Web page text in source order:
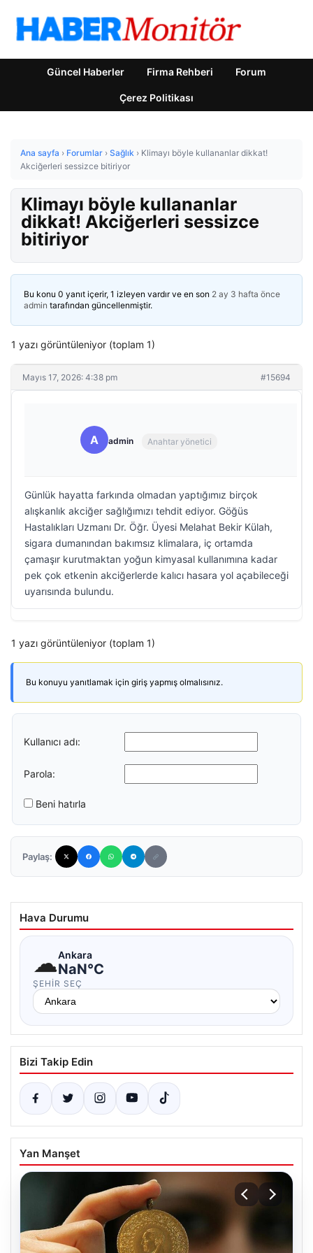
Güncel Haberler Firma Rehberi Forum
Çerez Politikası
Ana sayfa › Forumlar › Sağlık › Klimayı böyle kullananlar dikkat!
Akciğerleri sessizce bitiriyor
Klimayı böyle kullananlar
dikkat! Akciğerleri sessizce
bitiriyor
Bu konu 0 yanıt içerir, 1 izleyen vardır ve en son 2 ay 3 hafta önce
admin tarafından güncellenmiştir.
1 yazı görüntüleniyor (toplam 1)
Mayıs 17, 2026: 4:38 pm #15694
A admin Anahtar yönetici
Günlük hayatta farkında olmadan yaptığımız birçok
alışkanlık akciğer sağlığımızı tehdit ediyor. Göğüs
Hastalıkları Uzmanı Dr. Öğr. Üyesi Melahat Bekir Külah,
sigara dumanından bakımsız klimalara, iç ortamda
çamaşır kurutmaktan yoğun kimyasal kullanımına kadar
pek çok etkenin akciğerlerde kalıcı hasara yol açabileceği
uyarısında bulundu.
1 yazı görüntüleniyor (toplam 1)
Bu konuyu yanıtlamak için giriş yapmış olmalısınız.
Kullanıcı adı:
Parola:
Beni hatırla
Paylaş:
Hava Durumu
☁Ankara
NaN°C
ŞEHIR SEÇ
Bizi Takip Edin
Yan Manşet